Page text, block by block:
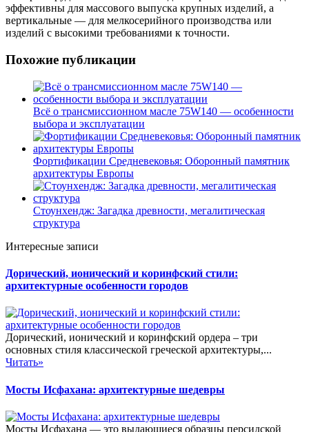
эффективны для массового выпуска крупных изделий, а
вертикальные — для мелкосерийного производства или
изделий с высокими требованиями к точности.
Похожие публикации
Всё о трансмиссионном масле 75W140 — особенности
выбора и эксплуатации
Фортификации Средневековья: Оборонный памятник
архитектуры Европы
Стоунхендж: Загадка древности, мегалитическая
структура
Интересные записи
Дорический, ионический и коринфский стили:
архитектурные особенности городов
Дорический, ионический и коринфский ордера – три
основных стиля классической греческой архитектуры,...
Читать»
Мосты Исфахана: архитектурные шедевры
Мосты Исфахана — это выдающиеся образцы персидской